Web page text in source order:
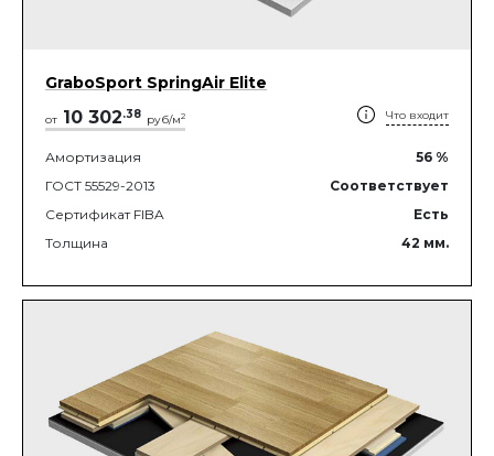
GraboSport SpringAir Elite
от 10 302.38 руб/м2 Что входит
Амортизация 56 %
ГОСТ 55529-2013
Соответствует
Сертификат FIBA
Есть
Толщина
42 мм.